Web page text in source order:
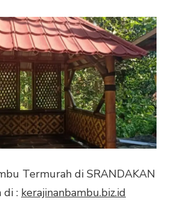
Termurah di SRANDAKAN
di : kerajinanbambu.biz.id